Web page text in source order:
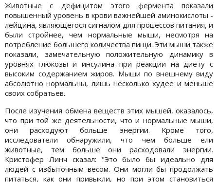
Животные с дефицитом этого фермента показали
повышенный уровень в крови важнейшей аминокислоты -
лейцина, являющегося сигналом для процессов питания, и
были стройнее, чем нормальные мыши, несмотря на
потребление большего количества пищи. Эти мыши также
показали, замечательную положительную динамику в
уровнях глюкозы и инсулина при реакции на диету с
высоким содержанием жиров. Мыши по внешнему виду
абсолютно нормальны, лишь несколько худее и меньше
своих собратьев.
После изучения обмена веществ этих мышей, оказалось,
что при той же деятельности, что и нормальные мыши,
они расходуют больше энергии. Кроме того,
исследователи обнаружили, что чем больше ели
животные, тем больше они расходовали энергии.
Кристофер Линч сказал: "Это было бы идеально для
людей с избыточным весом. Они могли бы продолжать
питаться, как они привыкли, но при этом становиться